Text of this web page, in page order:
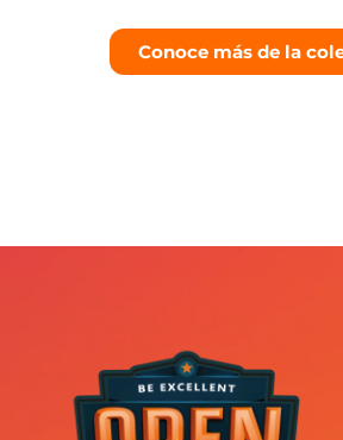
Conoce más de la